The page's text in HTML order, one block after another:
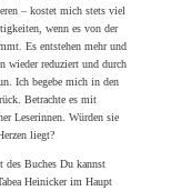
– kostet mich stets viel
wenn es von der
Es entstehen mehr und
wieder reduziert und durch
Ich begebe mich in den
Betrachte es mit
Leserinnen. Würden sie
liegt?